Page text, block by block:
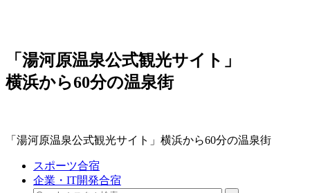
「湯河原温泉公式観光サイト」
横浜から60分の温泉街
「湯河原温泉公式観光サイト」横浜から60分の温泉街
スポーツ合宿
企業・IT開発合宿